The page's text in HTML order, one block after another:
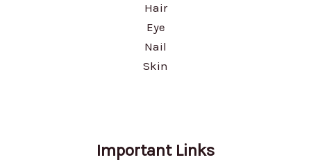
Hair
Eye
Nail
Skin
Important Links